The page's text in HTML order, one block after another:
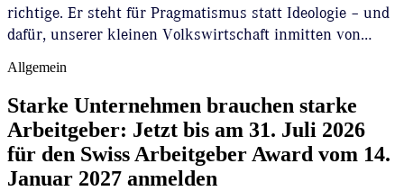
richtige. Er steht für Pragmatismus statt Ideologie – und
dafür, unserer kleinen Volkswirtschaft inmitten von…
Allgemein
Starke Unternehmen brauchen starke
Arbeitgeber: Jetzt bis am 31. Juli 2026
für den Swiss Arbeitgeber Award vom 14.
Januar 2027 anmelden